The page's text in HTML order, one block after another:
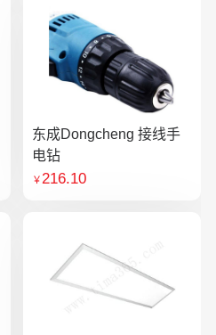
东成Dongcheng 接线手
电钻
￥216.10